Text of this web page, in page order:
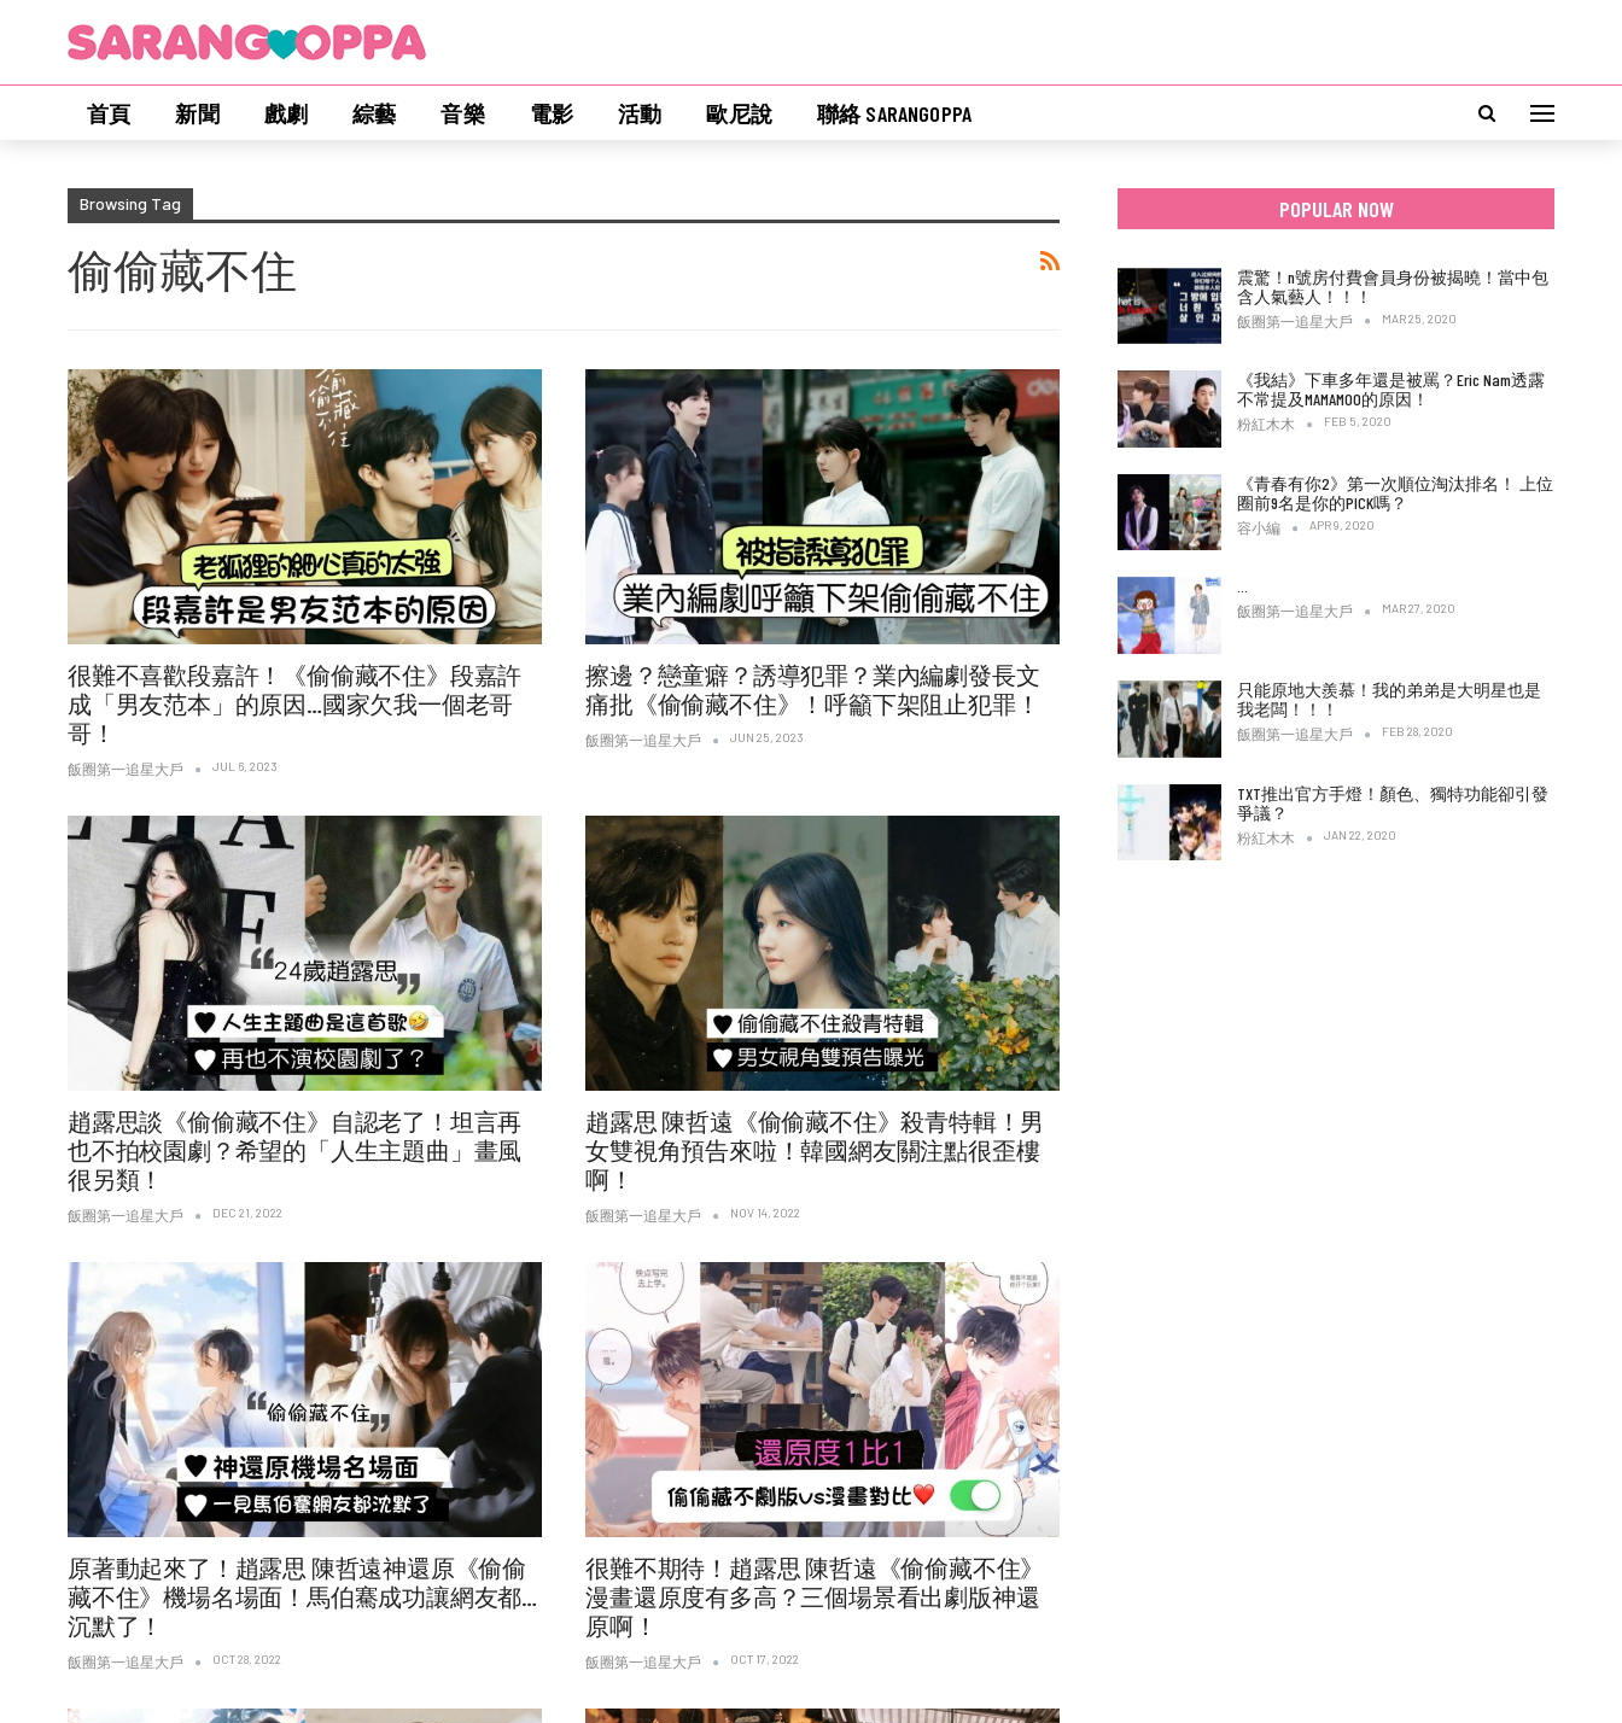
首頁 新聞 戲劇 綜藝 音樂 電影 活動 歐尼說 聯絡 SARANGOPPA
Browsing Tag
偷偷藏不住
很難不喜歡段嘉許！《偷偷藏不住》段嘉許
成「男友范本」的原因…國家欠我一個老哥
哥！
飯圈第一追星大戶 JUL 6, 2023
擦邊？戀童癖？誘導犯罪？業內編劇發長文
痛批《偷偷藏不住》！呼籲下架阻止犯罪！
飯圈第一追星大戶 JUN 25, 2023
趙露思談《偷偷藏不住》自認老了！坦言再
也不拍校園劇？希望的「人生主題曲」畫風
很另類！
飯圈第一追星大戶 DEC 21, 2022
趙露思 陳哲遠《偷偷藏不住》殺青特輯！男
女雙視角預告來啦！韓國網友關注點很歪樓
啊！
飯圈第一追星大戶 NOV 14, 2022
原著動起來了！趙露思 陳哲遠神還原《偷偷
藏不住》機場名場面！馬伯騫成功讓網友都…
沉默了！
飯圈第一追星大戶 OCT 28, 2022
很難不期待！趙露思 陳哲遠《偷偷藏不住》
漫畫還原度有多高？三個場景看出劇版神還
原啊！
飯圈第一追星大戶 OCT 17, 2022
POPULAR NOW
震驚！n號房付費會員身份被揭曉！當中包
含人氣藝人！！！
飯圈第一追星大戶 MAR 25, 2020
《我結》下車多年還是被罵？Eric Nam透露
不常提及MAMAMOO的原因！
粉紅木木 FEB 5, 2020
《青春有你2》第一次順位淘汰排名！ 上位
圈前9名是你的PICK嗎？
容小編 APR 9, 2020
飯圈第一追星大戶 MAR 27, 2020
只能原地大羨慕！我的弟弟是大明星也是
我老闆！！！
飯圈第一追星大戶 FEB 28, 2020
TXT推出官方手燈！顏色、獨特功能卻引發
爭議？
粉紅木木 JAN 22, 2020